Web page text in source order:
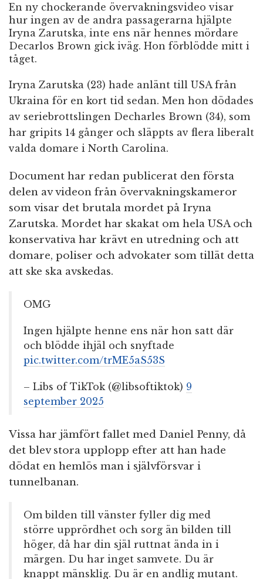
En ny chockerande övervakningsvideo visar
hur ingen av de andra passagerarna hjälpte
Iryna Zarutska, inte ens när hennes mördare
Decarlos Brown gick iväg. Hon förblödde mitt i
tåget.
Iryna Zarutska (23) hade anlänt till USA från
Ukraina för en kort tid sedan. Men hon dödades
av seriebrottslingen Decharles Brown (34), som
har gripits 14 gånger och släppts av flera liberalt
valda domare i North Carolina.
Document har redan publicerat den första
delen av videon från övervakningskameror
som visar det brutala mordet på Iryna
Zarutska. Mordet har skakat om hela USA och
konservativa har krävt en utredning och att
domare, poliser och advokater som tillät detta
att ske ska avskedas.
OMG
Ingen hjälpte henne ens när hon satt där
och blödde ihjäl och snyftade
pic.twitter.com/trME5aS53S
– Libs of TikTok (@libsoftiktok) 9
september 2025
Vissa har jämfört fallet med Daniel Penny, då
det blev stora upplopp efter att han hade
dödat en hemlös man i självförsvar i
tunnelbanan.
Om bilden till vänster fyller dig med
större upprördhet och sorg än bilden till
höger, då har din själ ruttnat ända in i
märgen. Du har inget samvete. Du är
knappt mänsklig. Du är en andlig mutant.